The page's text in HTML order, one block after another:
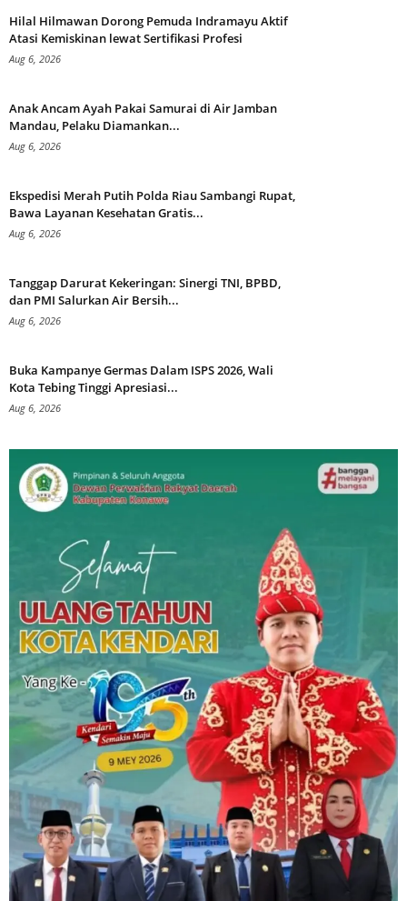
Hilal Hilmawan Dorong Pemuda Indramayu Aktif
Atasi Kemiskinan lewat Sertifikasi Profesi
Aug 6, 2026
Anak Ancam Ayah Pakai Samurai di Air Jamban
Mandau, Pelaku Diamankan...
Aug 6, 2026
Ekspedisi Merah Putih Polda Riau Sambangi Rupat,
Bawa Layanan Kesehatan Gratis...
Aug 6, 2026
Tanggap Darurat Kekeringan: Sinergi TNI, BPBD,
dan PMI Salurkan Air Bersih...
Aug 6, 2026
Buka Kampanye Germas Dalam ISPS 2026, Wali
Kota Tebing Tinggi Apresiasi...
Aug 6, 2026